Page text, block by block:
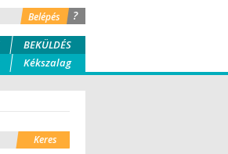
?
BEKÜLDÉS
Kékszalag